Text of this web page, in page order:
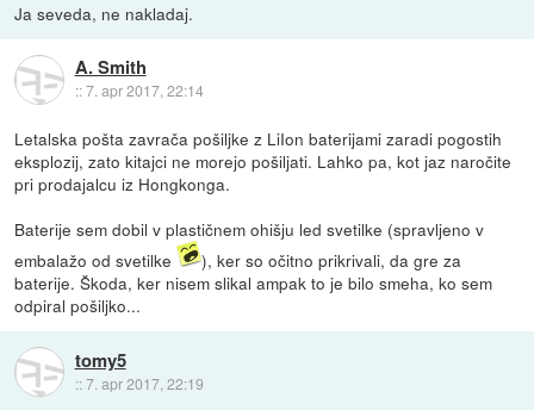
Ja seveda, ne nakladaj.
A. Smith
::7. apr 2017, 22:14
Letalska pošta zavrača pošiljke z LiIon baterijami zaradi pogostih
eksplozij, zato kitajci ne morejo pošiljati. Lahko pa, kot jaz naročite
pri prodajalcu iz Hongkonga.
Baterije sem dobil v plastičnem ohišju led svetilke (spravljeno v
embalažo od svetilke
), ker so očitno prikrivali, da gre za
baterije. Škoda, ker nisem slikal ampak to je bilo smeha, ko sem
odpiral pošiljko...
tomy5
::7. apr 2017, 22:19